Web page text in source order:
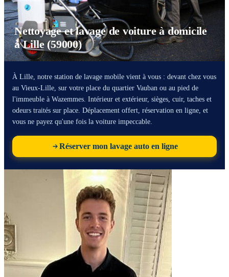
Nettoyage et lavage de voiture à domicile
à Lille (59000)
À Lille, notre station de lavage mobile vient à vous : devant chez vous
au Vieux-Lille, sur votre place du quartier Vauban ou au pied de
l'immeuble à Wazemmes. Intérieur et extérieur, sièges, cuir, taches et
odeurs traités sur place. Déplacement offert, réservation en ligne, et
vous ne payez qu'une fois la voiture impeccable.
Réserver mon lavage auto en ligne